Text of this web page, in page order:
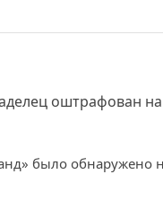
оштрафован
было обнаружено